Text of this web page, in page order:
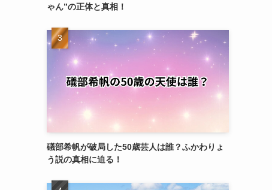
ゃん”の正体と真相！
礒部希帆が破局した50歳芸人は誰？ふかわりょ
う説の真相に迫る！